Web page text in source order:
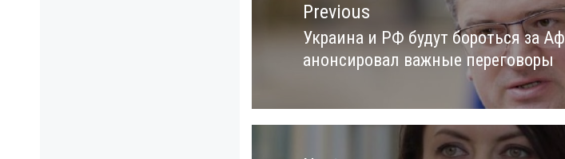
записямPrevious
Previous
post:
Украина и РФ будут бороться за
анонсировал важные переговоры